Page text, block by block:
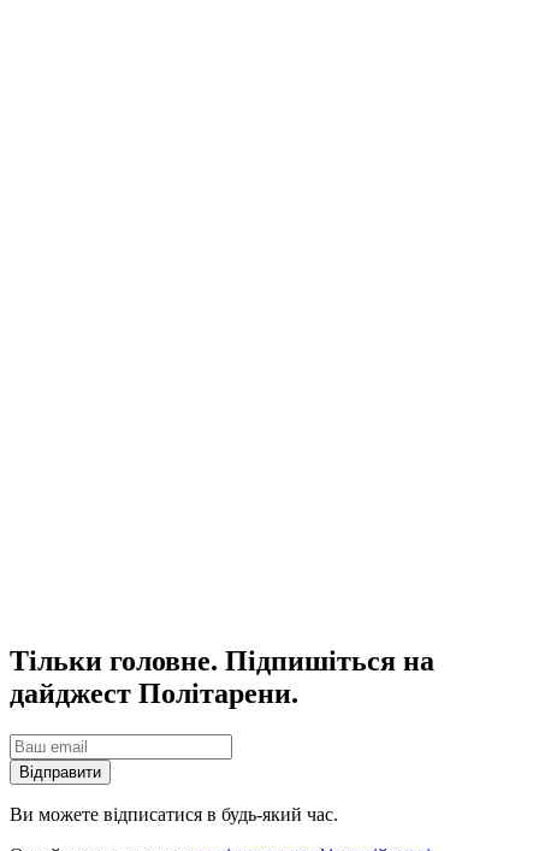
Тільки головне. Підпишіться на
дайджест Політарени.
Відправити
Ви можете відписатися в будь-який час.